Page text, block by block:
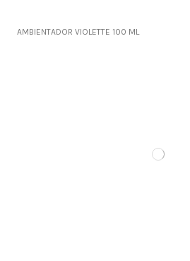
AMBIENTADOR VIOLETTE 100 ML